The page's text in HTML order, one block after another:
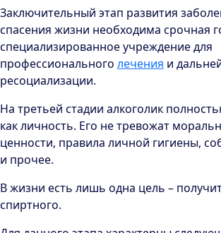
Заключительный этап развития
спасения жизни необходима срочная
специализированное учреждение для
профессионального лечения и
ресоциализации.
На третьей стадии алкоголик
как личность. Его не тревожат
ценности, правила личной гигиены,
и прочее.
В жизни есть лишь одна цель –
спиртного.